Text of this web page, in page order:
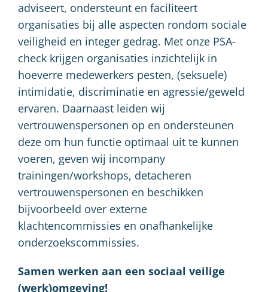
adviseert, ondersteunt en faciliteert
organisaties bij alle aspecten rondom sociale
veiligheid en integer gedrag. Met onze PSA-
check krijgen organisaties inzichtelijk in
hoeverre medewerkers pesten, (seksuele)
intimidatie, discriminatie en agressie/geweld
ervaren. Daarnaast leiden wij
vertrouwenspersonen op en ondersteunen
deze om hun functie optimaal uit te kunnen
voeren, geven wij incompany
trainingen/workshops, detacheren
vertrouwenspersonen en beschikken
bijvoorbeeld over externe
klachtencommissies en onafhankelijke
onderzoekscommissies.
Samen werken aan een sociaal veilige
(werk)omgeving!